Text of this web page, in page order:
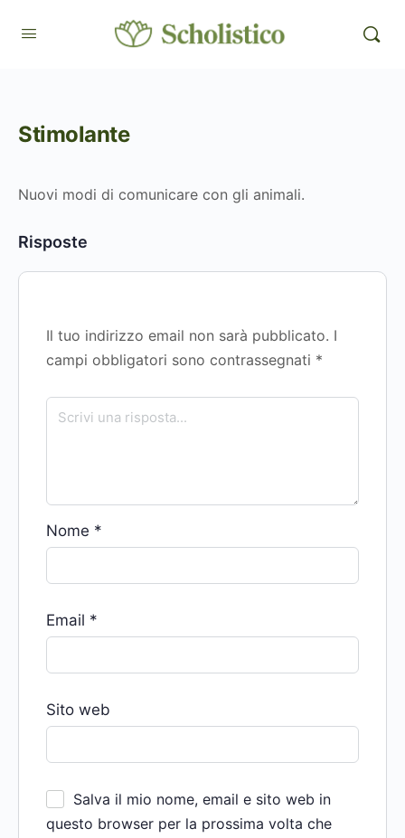
Stimolante
Nuovi modi di comunicare con gli animali.
Risposte
Il tuo indirizzo email non sarà pubblicato. I
campi obbligatori sono contrassegnati *
Nome *
Email *
Sito web
Salva il mio nome, email e sito web in
questo browser per la prossima volta che